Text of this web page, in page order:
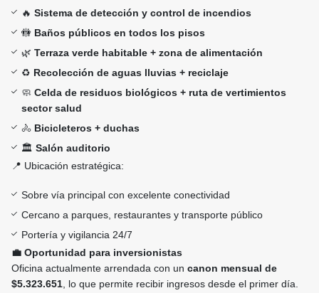
🔥 Sistema de detección y control de incendios
🚻 Baños públicos en todos los pisos
🌿 Terraza verde habitable + zona de alimentación
♻️ Recolección de aguas lluvias + reciclaje
🧼 Celda de residuos biológicos + ruta de vertimientos
sector salud
🚴 Bicicleteros + duchas
🏛️ Salón auditorio
📍 Ubicación estratégica:
Sobre vía principal con excelente conectividad
Cercano a parques, restaurantes y transporte público
Portería y vigilancia 24/7
💼 Oportunidad para inversionistas
Oficina actualmente arrendada con un canon mensual de
$5.323.651 , lo que permite recibir ingresos desde el primer día.